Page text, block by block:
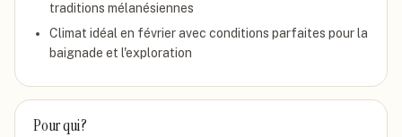
traditions mélanésiennes
Climat idéal en février avec conditions parfaites pour la
baignade et l'exploration
Pour qui ?